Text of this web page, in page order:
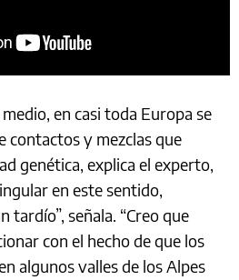
en casi toda Europa se
contactos y mezclas que
genética, explica el experto,
en este sentido,
tardío”, señala. “Creo que
con el hecho de que los
algunos valles de los Alpes